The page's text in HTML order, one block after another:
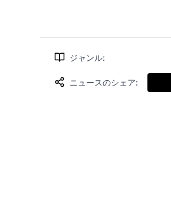
ジャンル:
ニュースのシェア: